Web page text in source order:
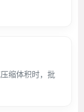
缩体积时，批